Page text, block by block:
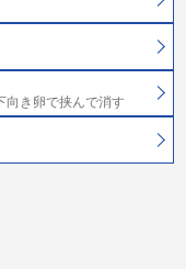
向き卵で挟んで消す